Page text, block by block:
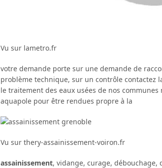
Vu sur lametro.fr
votre demande porte sur une demande de
problème technique, sur un contrôle contactez
le traitement des eaux usées de nos
aquapole pour être rendues propre à la
Vu sur thery-assainissement-voiron.fr
assainissement, vidange, curage, débouchage,